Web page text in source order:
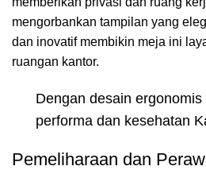
mengorbankan tampilan yang
dan inovatif membikin meja ini
ruangan kantor.
Dengan desain
performa dan kesehatan
Pemeliharaan dan